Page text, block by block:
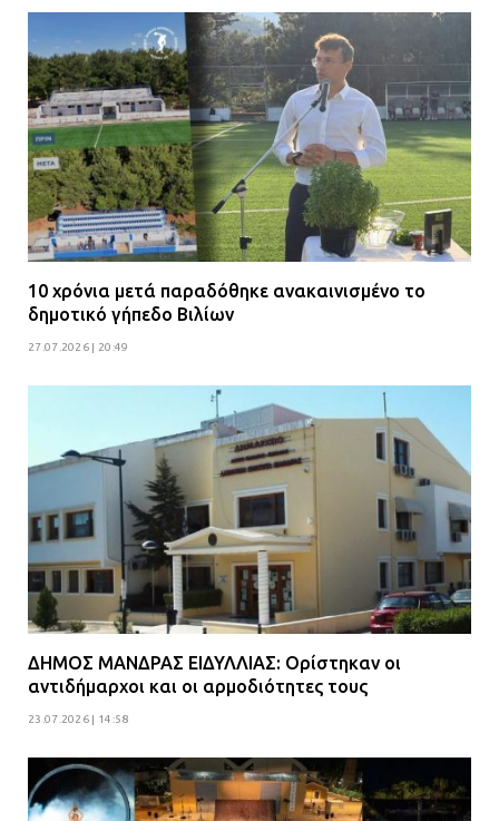
10 χρόνια μετά παραδόθηκε ανακαινισμένο το
δημοτικό γήπεδο Βιλίων
27.07.2026 | 20:49
ΔΗΜΟΣ ΜΑΝΔΡΑΣ ΕΙΔΥΛΛΙΑΣ: Ορίστηκαν οι
αντιδήμαρχοι και οι αρμοδιότητες τους
23.07.2026 | 14:58